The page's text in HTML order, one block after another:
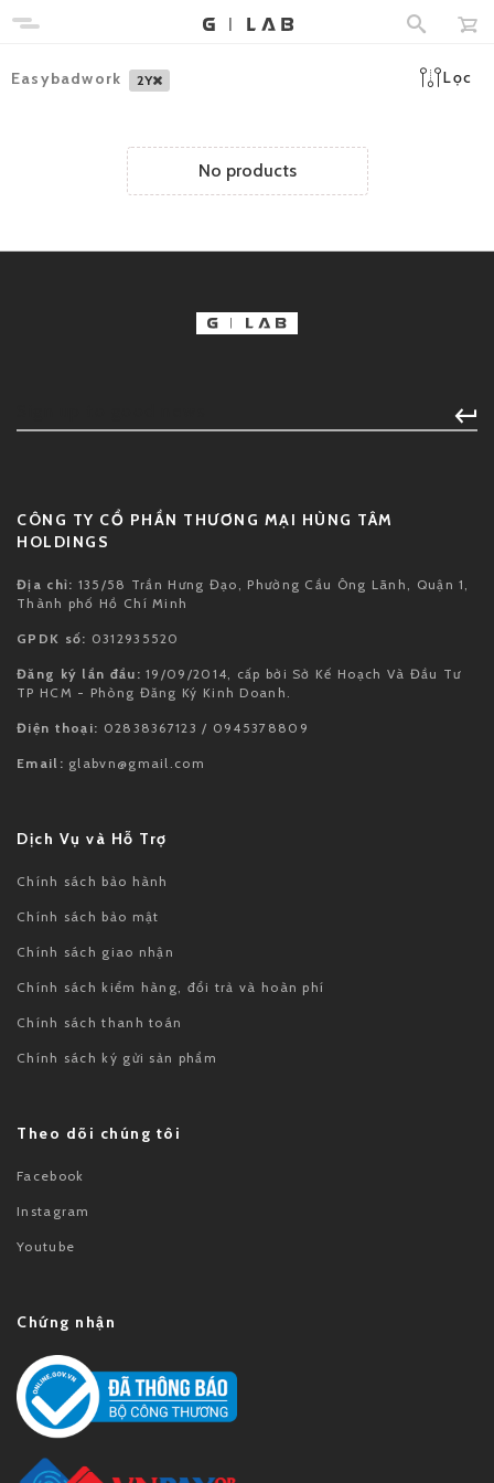
Easybadwork 2Y Lọc
No products
CÔNG TY CỔ PHẦN THƯƠNG MẠI HÙNG TÂM
HOLDINGS
Địa chỉ: 135/58 Trần Hưng Đạo, Phường Cầu Ông Lãnh, Quận 1,
Thành phố Hồ Chí Minh
GPDK số: 0312935520
Đăng ký lần đầu: 19/09/2014, cấp bởi Sở Kế Hoạch Và Đầu Tư
TP HCM - Phòng Đăng Ký Kinh Doanh.
Điện thoại: 02838367123 / 0945378809
Email: glabvn@gmail.com
Dịch Vụ và Hỗ Trợ
Chính sách bảo hành
Chính sách bảo mật
Chính sách giao nhận
Chính sách kiểm hàng, đổi trả và hoàn phí
Chính sách thanh toán
Chính sách ký gửi sản phẩm
Theo dõi chúng tôi
Facebook
Instagram
Youtube
Chứng nhận